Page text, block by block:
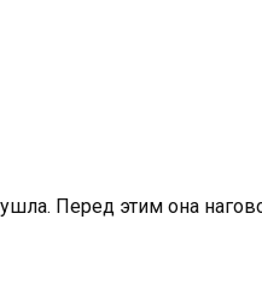
Перед этим она